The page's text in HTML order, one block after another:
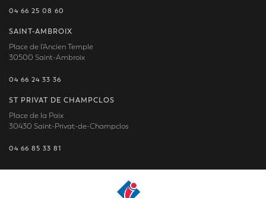
04 66 25 08 60
SAINT-AMBROIX
Place de l'Ancien Temple
30500 Saint-Ambroix
04 66 24 33 36
ST PRIVAT DE CHAMPCLOS
Place de la Paix
30430 Saint-Privat-de-Champclos
04 66 85 33 81